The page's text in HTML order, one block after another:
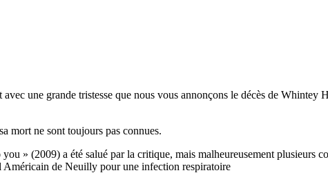
avec une grande tristesse que nous vous annonçons le décès de
mort ne sont toujours pas connues.
» (2009) a été salué par la critique, mais malheureusement plusieurs
Américain de Neuilly pour une infection respiratoire